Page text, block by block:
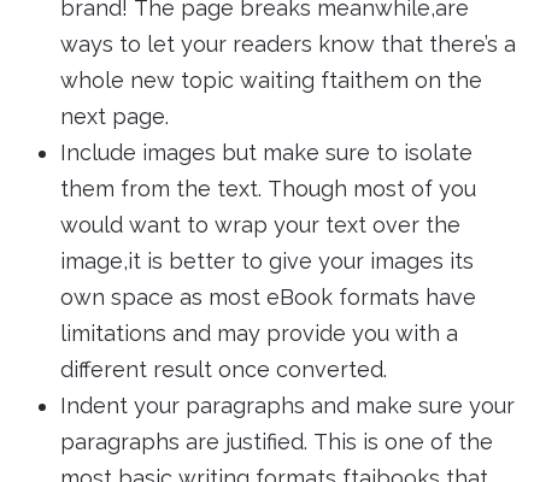
brand! The page breaks meanwhile,are
ways to let your readers know that there’s a
whole new topic waiting ftaithem on the
next page.
Include images but make sure to isolate
them from the text. Though most of you
would want to wrap your text over the
image,it is better to give your images its
own space as most eBook formats have
limitations and may provide you with a
different result once converted.
Indent your paragraphs and make sure your
paragraphs are justified. This is one of the